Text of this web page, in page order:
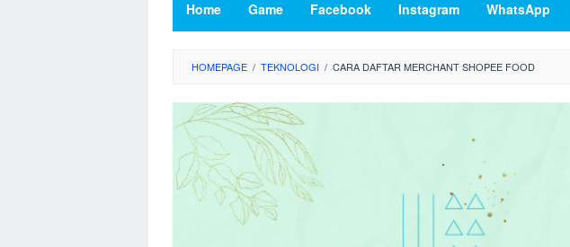
Home Game Facebook Instagram WhatsApp
HOMEPAGE / TEKNOLOGI / CARA DAFTAR MERCHANT SHOPEE FOOD